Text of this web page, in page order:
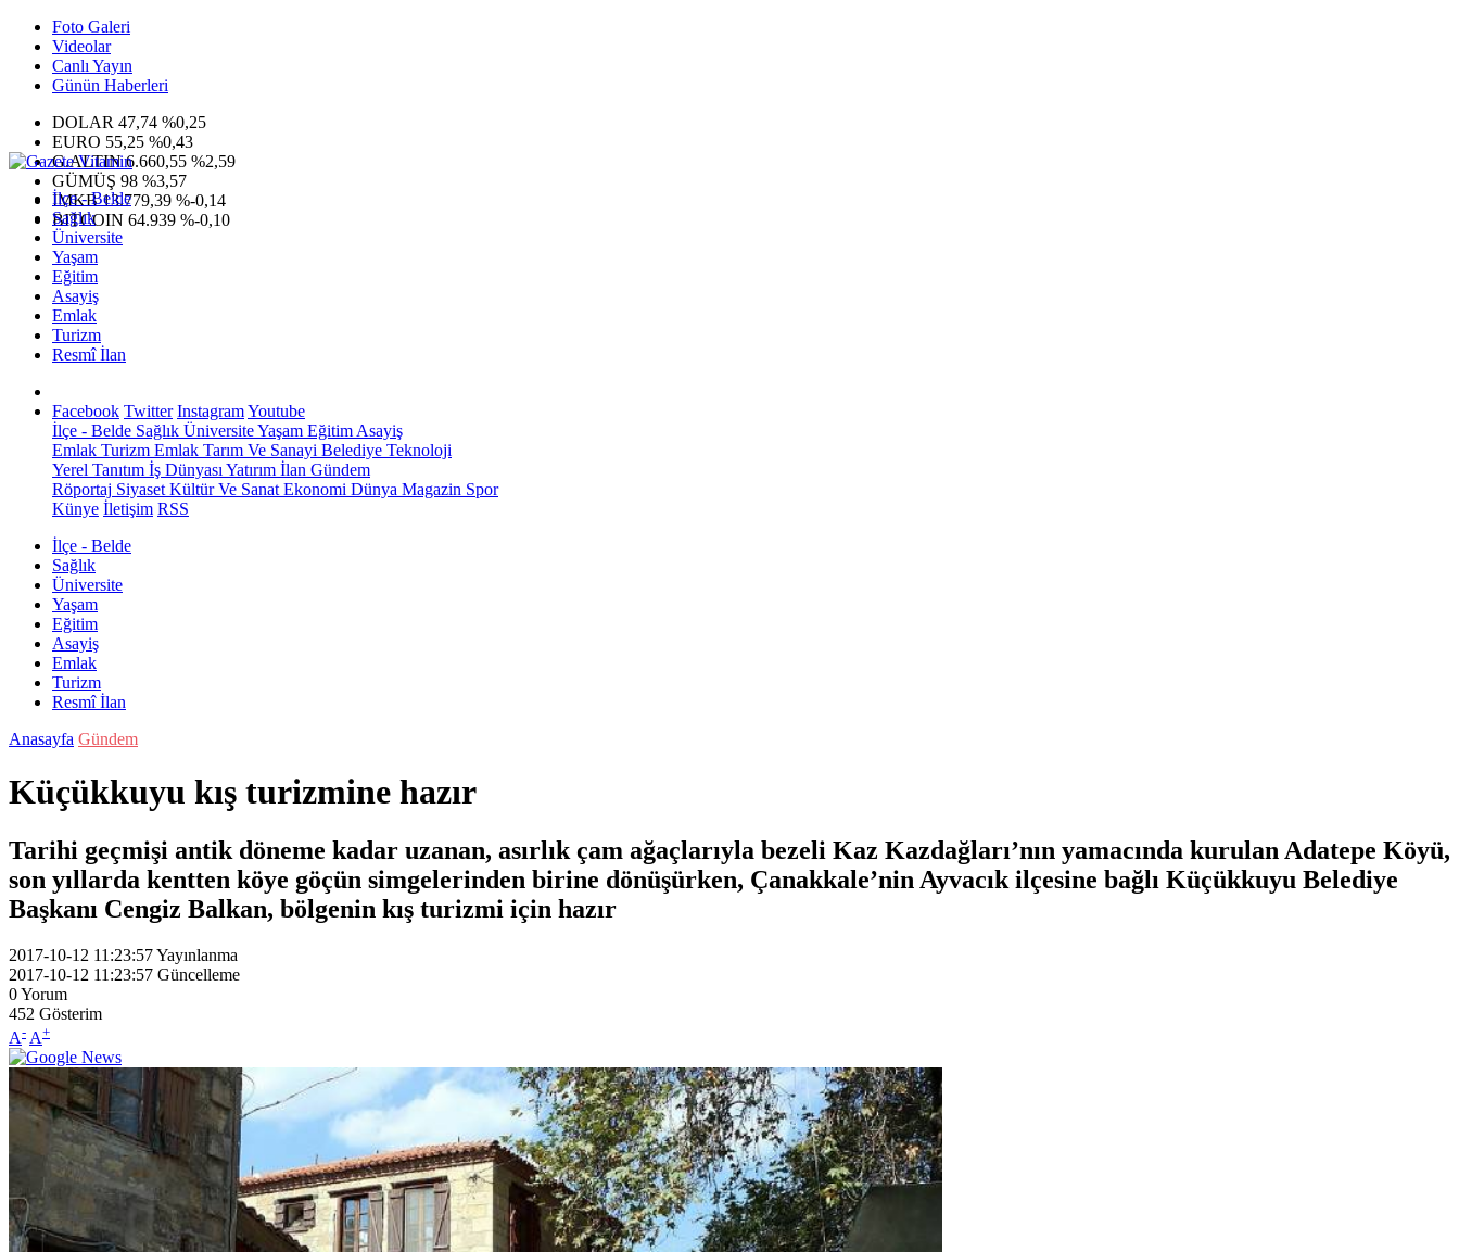
Foto Galeri
Videolar
Canlı Yayın
Günün Haberleri
DOLAR 47,74 %0,25
EURO 55,25 %0,43
G.ALTIN6.660,55 %2,59
GÜMÜŞ 98 %3,57
IMKB13.779,39 %-0,14
BITCOIN 64.939 %-0,10
İlçe - Belde
Sağlık
Üniversite
Yaşam
Eğitim
Asayiş
Emlak
Turizm
Resmî İlan
Facebook Twitter InstagramYoutube
İlçe - Belde Sağlık ÜniversiteYaşam Eğitim Asayiş
Emlak Turizm Emlak Tarım Ve Sanayi Belediye Teknoloji
Yerel Tanıtım İş Dünyası Yatırım İlan Gündem
Röportaj Siyaset Kültür Ve Sanat Ekonomi Dünya Magazin Spor
Künye İletişim RSS
İlçe - Belde
Sağlık
Üniversite
Yaşam
Eğitim
Asayiş
Emlak
Turizm
Resmî İlan
Anasayfa Gündem
Küçükkuyu kış turizmine hazır
Tarihi geçmişi antik döneme kadar uzanan, asırlık çam ağaçlarıyla bezeli Kaz Kazdağları’nın yamacında kurulan Adatepe Köyü,
son yıllarda kentten köye göçün simgelerinden birine dönüşürken, Çanakkale’nin Ayvacık ilçesine bağlı Küçükkuyu Belediye
Başkanı Cengiz Balkan, bölgenin kış turizmi için hazır
2017-10-12 11:23:57Yayınlanma
2017-10-12 11:23:57 Güncelleme
0Yorum
452 Gösterim
A- A+